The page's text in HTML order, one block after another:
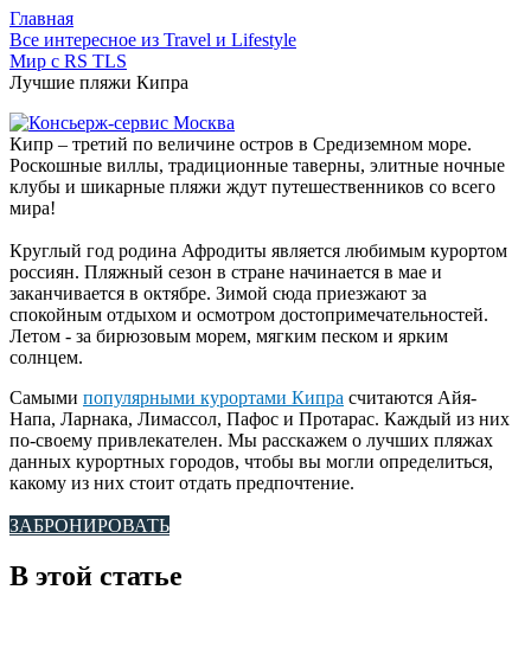
Главная
Все интересное из Travel и Lifestyle
Мир с RS TLS
Лучшие пляжи Кипра
Кипр – третий по величине остров в Средиземном море.
Роскошные виллы, традиционные таверны, элитные ночные
клубы и шикарные пляжи ждут путешественников со всего
мира!
Круглый год родина Афродиты является любимым курортом
россиян. Пляжный сезон в стране начинается в мае и
заканчивается в октябре. Зимой сюда приезжают за
спокойным отдыхом и осмотром достопримечательностей.
Летом - за бирюзовым морем, мягким песком и ярким
солнцем.
Самыми популярными курортами Кипра считаются Айя-
Напа, Ларнака, Лимассол, Пафос и Протарас. Каждый из них
по-своему привлекателен. Мы расскажем о лучших пляжах
данных курортных городов, чтобы вы могли определиться,
какому из них стоит отдать предпочтение.
ЗАБРОНИРОВАТЬ
В этой статье